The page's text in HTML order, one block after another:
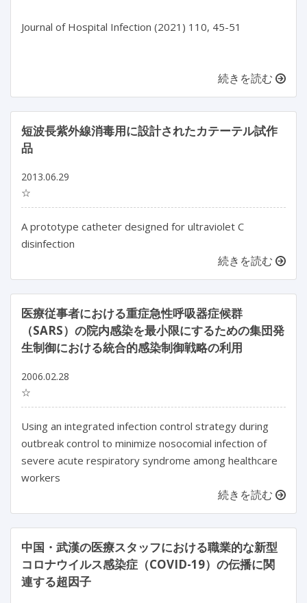
Journal of Hospital Infection (2021) 110, 45-51
続きを読む
短波長紫外線消毒用に設計されたカテーテル試作
品
2013.06.29
☆
A prototype catheter designed for ultraviolet C
disinfection
続きを読む
医療従事者における重症急性呼吸器症候群
（SARS）の院内感染を最小限にするための集団発
生制御における統合的感染制御戦略の利用
2006.02.28
☆
Using an integrated infection control strategy during
outbreak control to minimize nosocomial infection of
severe acute respiratory syndrome among healthcare
workers
続きを読む
中国・武漢の医療スタッフにおける職業的な新型
コロナウイルス感染症（COVID-19）の伝播に関
連する超因子